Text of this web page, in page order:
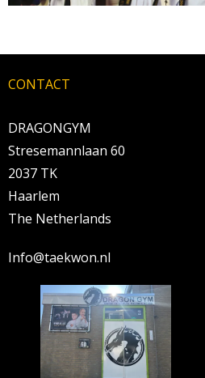
CONTACT
DRAGONGYM
Stresemannlaan 60
2037 TK
Haarlem
The Netherlands
Info@taekwon.nl